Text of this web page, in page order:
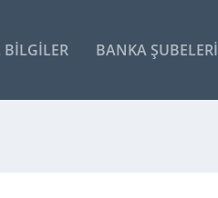
BILGILER BANKA ŞUBELERI